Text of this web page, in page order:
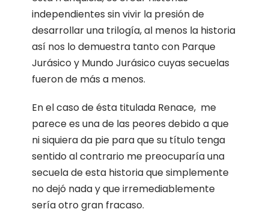
independientes sin vivir la presión de
desarrollar una trilogía, al menos la historia
así nos lo demuestra tanto con Parque
Jurásico y Mundo Jurásico cuyas secuelas
fueron de más a menos.
En el caso de ésta titulada Renace, me
parece es una de las peores debido a que
ni siquiera da pie para que su título tenga
sentido al contrario me preocuparía una
secuela de esta historia que simplemente
no dejó nada y que irremediablemente
sería otro gran fracaso.